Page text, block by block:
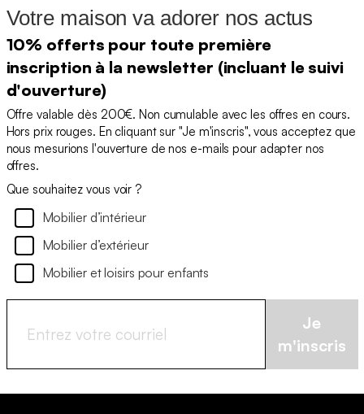
Votre maison va adorer nos actus
10% offerts pour toute première
inscription à la newsletter (incluant le suivi
d'ouverture)
Offre valable dès 200€. Non cumulable avec les offres en cours.
Hors prix rouges. En cliquant sur "Je m'inscris", vous acceptez que
nous mesurions l'ouverture de nos e-mails pour adapter nos
offres.
Que souhaitez vous voir ?
Mobilier d’intérieur
Mobilier d’extérieur
Mobilier et loisirs pour enfants
Je
m'inscris